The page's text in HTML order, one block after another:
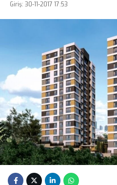
Giriş: 30-11-2017 17:53